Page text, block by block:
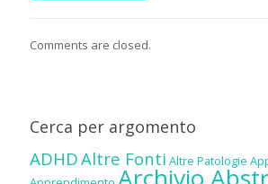
Comments are closed.
Cerca per argomento
ADHDAltre Fonti Altre Patologie